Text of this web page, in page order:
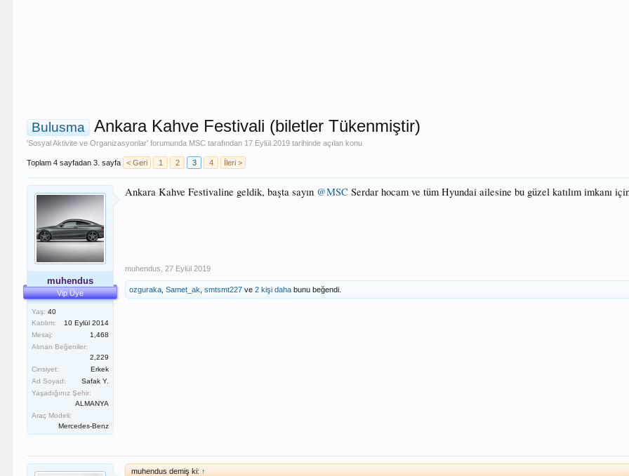
Bulusma Ankara Kahve Festivali (biletler Tükenmiştir)
'Sosyal Aktivite ve Organizasyonlar' forumunda MSC tarafından 17 Eylül 2019 tarihinde açılan konu
Toplam 4 sayfadan 3. sayfa < Geri 1 2 3 4 İleri >
muhendus
Vip Üye
Yaş: 40
Katılım:
10 Eylül 2014
Mesaj:
1,468
Alınan Beğeniler:
2,229
Cinsiyet:
Erkek
Ad Soyad:
Safak Y.
Yaşadığınız Şehir:
ALMANYA
Araç Modeli:
Mercedes-Benz
Ankara Kahve Festivaline geldik, başta sayın @MSC Serdar hocam ve tüm Hyundai ailesine bu güzel katılım imkanı
muhendus 27 Eylül 2019
ozguraka ,Samet_ak ,smtsmt227 ve2 kişi daha bunu beğendi.
muhendus demiş ki: ↑